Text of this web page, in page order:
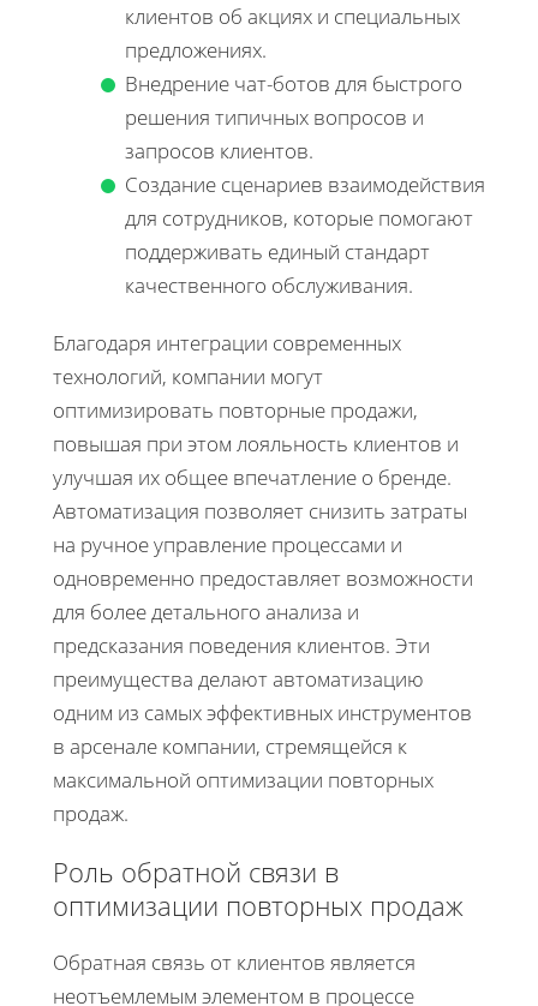
клиентов об акциях и специальных
предложениях.
Внедрение чат-ботов для быстрого
решения типичных вопросов и
запросов клиентов.
Создание сценариев взаимодействия
для сотрудников, которые помогают
поддерживать единый стандарт
качественного обслуживания.
Благодаря интеграции современных
технологий, компании могут
оптимизировать повторные продажи,
повышая при этом лояльность клиентов и
улучшая их общее впечатление о бренде.
Автоматизация позволяет снизить затраты
на ручное управление процессами и
одновременно предоставляет возможности
для более детального анализа и
предсказания поведения клиентов. Эти
преимущества делают автоматизацию
одним из самых эффективных инструментов
в арсенале компании, стремящейся к
максимальной оптимизации повторных
продаж.
Роль обратной связи в
оптимизации повторных продаж
Обратная связь от клиентов является
неотъемлемым элементом в процессе